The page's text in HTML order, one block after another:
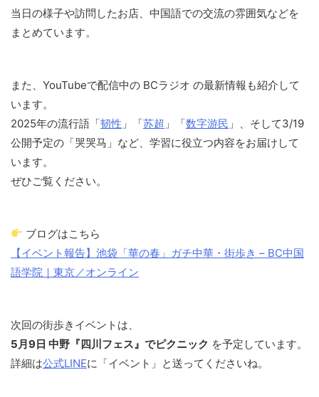
当日の様子や訪問したお店、中国語での交流の雰囲気などを
まとめています。
また、YouTubeで配信中の BCラジオ の最新情報も紹介して
います。
2025年の流行語「韧性 」「苏超 」「数字游民 」、そして3/19
公開予定の「哭哭马」など、学習に役立つ内容をお届けして
います。
ぜひご覧ください。
ブログはこちら
【イベント報告】池袋「華の春」ガチ中華・街歩き – BC中国
語学院｜東京／オンライン
次回の街歩きイベントは、
5月9日 中野『四川フェス』でピクニック を予定しています。
詳細は公式LINEに「イベント」と送ってくださいね。